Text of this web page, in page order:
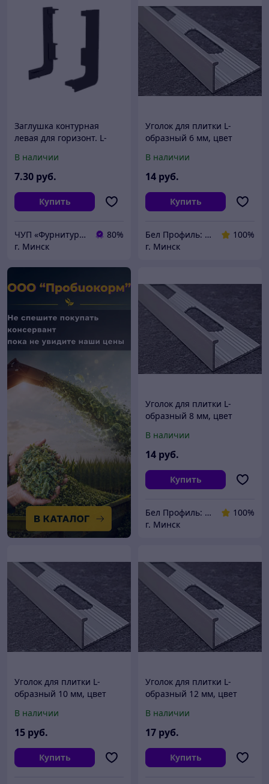
Заглушка контурная
левая для горизонт. L-
Gola-X черный
В наличии
7.30 руб.
Купить
ЧУП «Фурнитурка-бай»
80%
г. Минск
Уголок для плитки L-
образный 6 мм, цвет
В наличии
14 руб.
Купить
Бел Профиль: Уголки для плитки, профили для плитки, алюминиевые уголки, пороги для пола.
100%
г. Минск
Уголок для плитки L-
образный 8 мм, цвет
В наличии
14 руб.
Купить
Бел Профиль: Уголки для плитки, профили для плитки, алюминиевые уголки, пороги для пола.
100%
г. Минск
Уголок для плитки L-
образный 10 мм, цвет
В наличии
15 руб.
Купить
Уголок для плитки L-
образный 12 мм, цвет
В наличии
17 руб.
Купить